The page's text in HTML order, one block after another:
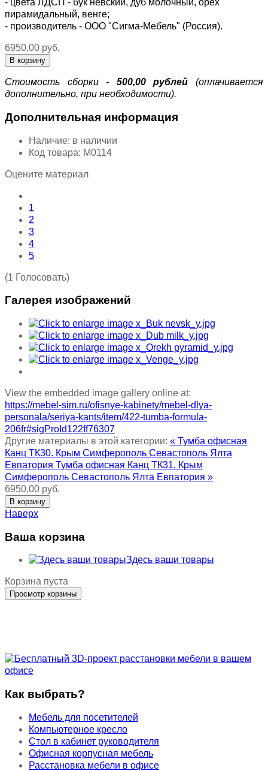
- цвета ЛДСП - бук невский, дуб молочный, орех
пирамидальный, венге;
- производитель - ООО "Сигма-Мебель" (Россия).
6950,00 руб.
Стоимость сборки - 500,00 рублей (оплачивается
дополнительно, при необходимости).
Дополнительная информация
Наличие: в наличии
Код товара: М0114
Оцените материал
1
2
3
4
5
(1 Голосовать)
Галерея изображений
View the embedded image gallery online at:
https://mebel-sim.ru/ofisnye-kabinety/mebel-dlya-
personala/seriya-kants/item/422-tumba-formula-
206fr#sigProId122ff76307
Другие материалы в этой категории: « Тумба офисная
Канц ТК30. Крым Симферополь Севастополь Ялта
Евпатория Тумба офисная Канц ТК31. Крым
Симферополь Севастополь Ялта Евпатория »
6950,00 руб.
Наверх
Ваша корзина
Здесь ваши товары
Корзина пуста
Как выбрать?
Мебель для посетителей
Компьютерное кресло
Стол в кабинет руководителя
Офисная корпусная мебель
Расстановка мебели в офисе